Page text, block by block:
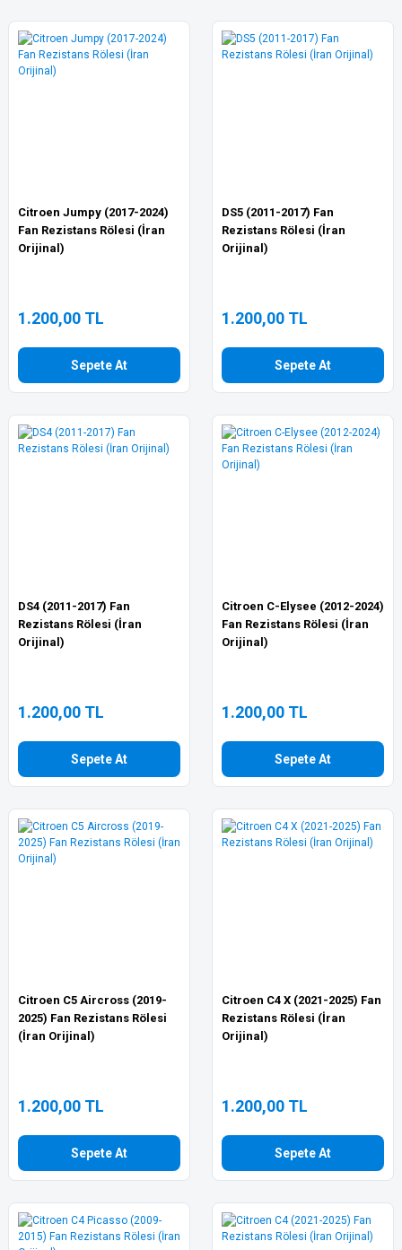
Citroen Jumpy (2017-2024)
Fan Rezistans Rölesi (İran
Orijinal)
1.200,00 TL
Sepete At
DS5 (2011-2017) Fan
Rezistans Rölesi (İran
Orijinal)
1.200,00 TL
Sepete At
DS4 (2011-2017) Fan
Rezistans Rölesi (İran
Orijinal)
1.200,00 TL
Sepete At
Citroen C-Elysee (2012-2024)
Fan Rezistans Rölesi (İran
Orijinal)
1.200,00 TL
Sepete At
Citroen C5 Aircross (2019-
2025) Fan Rezistans Rölesi
(İran Orijinal)
1.200,00 TL
Sepete At
Citroen C4 X (2021-2025) Fan
Rezistans Rölesi (İran
Orijinal)
1.200,00 TL
Sepete At